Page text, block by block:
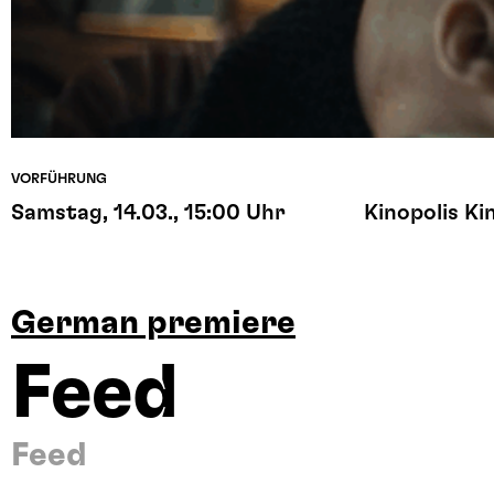
VORFÜHRUNG
Samstag, 14.03., 15:00 Uhr Kinopolis
German premiere
Feed
Feed